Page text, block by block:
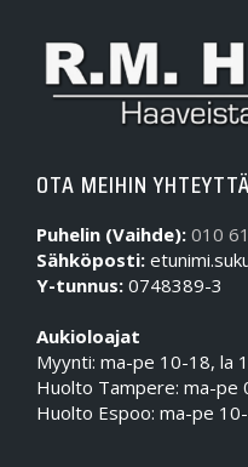
OTA MEIHIN
Puhelin (Vaihde): 010
Sähköposti:
Y-tunnus: 0748389-3
Aukioloajat
Myynti: ma-pe 10-18, la
Huolto Tampere: ma-pe
Huolto Espoo: ma-pe